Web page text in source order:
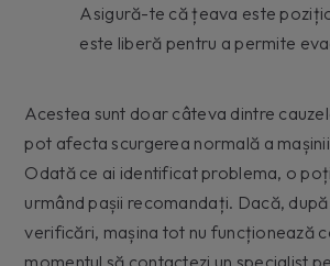
Asigură-te că țeava este
este liberă pentru a permite
Acestea sunt doar câteva dintre
pot afecta scurgerea normală a
Odată ce ai identificat problema, o
urmând pașii recomandați. Dacă,
verificări, mașina tot nu funcționează
momentul să contactezi un specialist